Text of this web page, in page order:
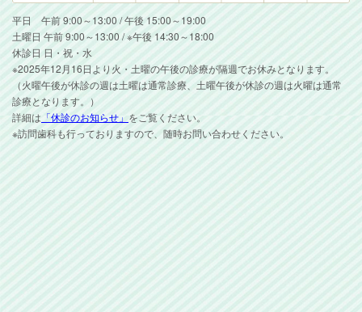
平日 午前 9:00～13:00 / 午後 15:00～19:00
土曜日 午前 9:00～13:00 / ※午後 14:30～18:00
休診日 日・祝・水
※2025年12月16日より火・土曜の午後の診療が隔週でお休みとなります。
（火曜午後が休診の週は土曜は通常診療、土曜午後が休診の週は火曜は通常
診療となります。）
詳細は 「休診のお知らせ」 をご覧ください。
※訪問歯科も行っておりますので、随時お問い合わせください。